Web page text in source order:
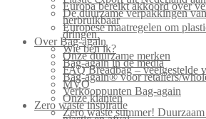
Europa bereikt akkoord over
De duurzame verpakkingen
herbruikbaar
Europese maatregelen om
dringen.
Over Bag-again
Wie ben ik?
Onze duurzame merken
Bag-again in de media
FAQ Breadbag – veelgestelde
Bag-again® voor retailers/
MVO
Verkooppunten Bag-again
Onze klanten
Zero waste inspiratie
Zero waste summer!